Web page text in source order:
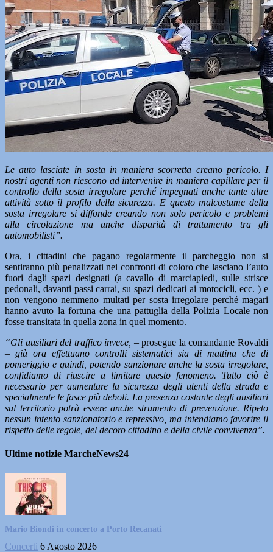
Le auto lasciate in sosta in maniera scorretta creano pericolo. I
nostri agenti non riescono ad intervenire in maniera capillare per il
controllo della sosta irregolare perché impegnati anche tante altre
attività sotto il profilo della sicurezza. E questo malcostume della
sosta irregolare si diffonde creando non solo pericolo e problemi
alla circolazione ma anche disparità di trattamento tra gli
automobilisti”.
Ora, i cittadini che pagano regolarmente il parcheggio non si
sentiranno più penalizzati nei confronti di coloro che lasciano l’auto
fuori dagli spazi designati (a cavallo di marciapiedi, sulle strisce
pedonali, davanti passi carrai, su spazi dedicati ai motocicli, ecc. ) e
non vengono nemmeno multati per sosta irregolare perché magari
hanno avuto la fortuna che una pattuglia della Polizia Locale non
fosse transitata in quella zona in quel momento.
“Gli ausiliari del traffico invece, – prosegue la comandante Rovaldi
– già ora effettuano controlli sistematici sia di mattina che di
pomeriggio e quindi, potendo sanzionare anche la sosta irregolare,
confidiamo di riuscire a limitare questo fenomeno. Tutto ciò è
necessario per aumentare la sicurezza degli utenti della strada e
specialmente le fasce più deboli. La presenza costante degli ausiliari
sul territorio potrà essere anche strumento di prevenzione. Ripeto
nessun intento sanzionatorio e repressivo, ma intendiamo favorire il
rispetto delle regole, del decoro cittadino e della civile convivenza”.
Ultime notizie MarcheNews24
Mario Biondi in concerto a Porto Recanati
Concerti 6 Agosto 2026